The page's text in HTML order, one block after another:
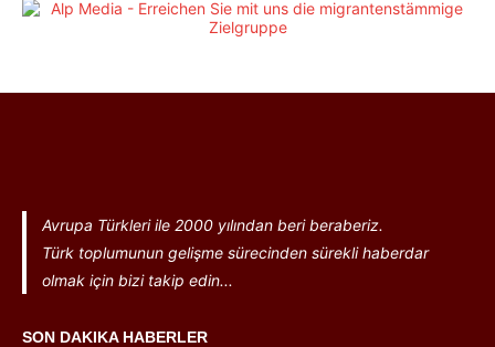
Avrupa Türkleri ile 2000 yılından beri beraberiz.
Türk toplumunun gelişme sürecinden sürekli haberdar
olmak için bizi takip edin...
SON DAKIKA HABERLER